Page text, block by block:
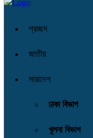
প্রচ্ছদ
জাতীয়
সারাদেশ
ঢাকা বিভাগ
খুলনা বিভাগ